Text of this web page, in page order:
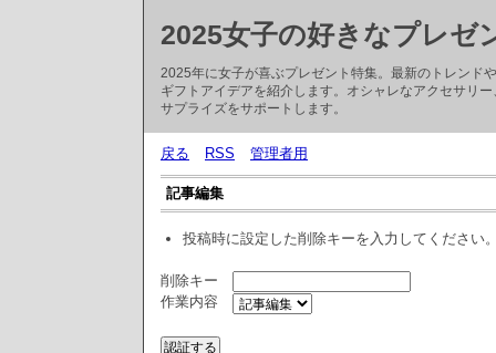
2025女子の好きなプレゼ
2025年に女子が喜ぶプレゼント特集。最新のトレンド
ギフトアイデアを紹介します。オシャレなアクセサリ
サプライズをサポートします。
戻る RSS 管理者用
記事編集
投稿時に設定した削除キーを入力してください
削除キー
作業内容